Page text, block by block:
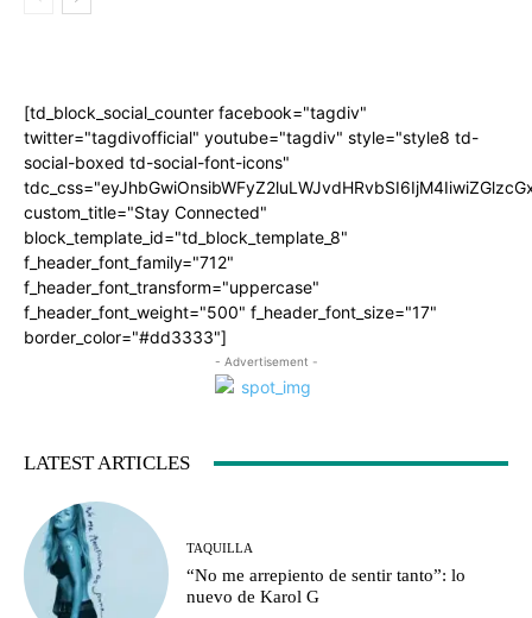
[td_block_social_counter facebook="tagdiv"
twitter="tagdivofficial" youtube="tagdiv" style="style8 td-
social-boxed td-social-font-icons"
custom_title="Stay Connected"
block_template_id="td_block_template_8"
f_header_font_family="712"
f_header_font_transform="uppercase"
f_header_font_weight="500" f_header_font_size="17"
border_color="#dd3333"]
- Advertisement -
LATEST ARTICLES
TAQUILLA
“No me arrepiento de sentir tanto”: lo
nuevo de Karol G